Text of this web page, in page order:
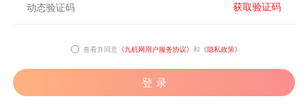
获取验证码
查看并同意 《九机网用户服务协议》 和 《隐私政策》
登 录